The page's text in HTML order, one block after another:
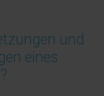
und
eines